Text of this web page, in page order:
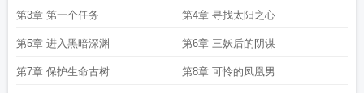
第3章 第一个任务 第4章 寻找太阳之心
第5章 进入黑暗深渊 第6章 三妖后的阴谋
第7章 保护生命古树 第8章 可怜的凤凰男